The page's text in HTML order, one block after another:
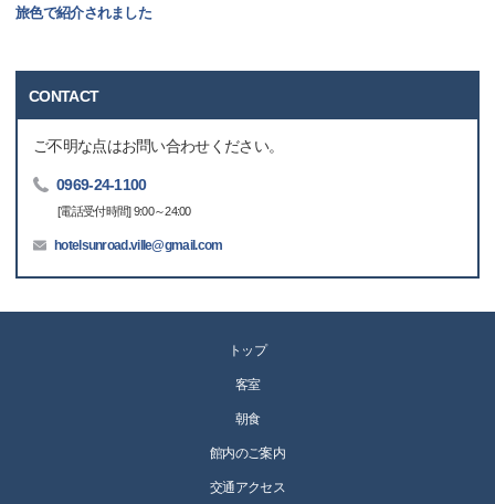
旅色で紹介されました
CONTACT
ご不明な点はお問い合わせください。
0969-24-1100
[電話受付時間] 9:00～24:00
hotelsunroad.ville@gmail.com
トップ
客室
朝食
館内のご案内
交通アクセス